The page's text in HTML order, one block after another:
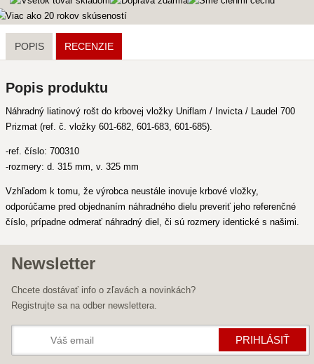
POPIS RECENZIE
Popis produktu
Náhradný liatinový rošt do krbovej vložky Uniflam / Invicta / Laudel 700
Prizmat (ref. č. vložky 601-682, 601-683, 601-685).
-ref. číslo: 700310
-rozmery: d. 315 mm, v. 325 mm
Vzhľadom k tomu, že výrobca neustále inovuje krbové vložky,
odporúčame pred objednaním náhradného dielu preveriť jeho referenčné
číslo, prípadne odmerať náhradný diel, či sú rozmery identické s našimi.
Newsletter
Chcete dostávať info o zľavách a novinkách?
Registrujte sa na odber newslettera.
PRIHLÁSIŤ